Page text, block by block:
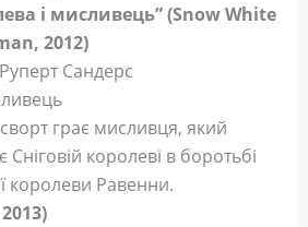
і мисливець” (Snow White
2012)
Сандерс
грає мисливця, який
королеві в боротьбі
королеви Равенни.